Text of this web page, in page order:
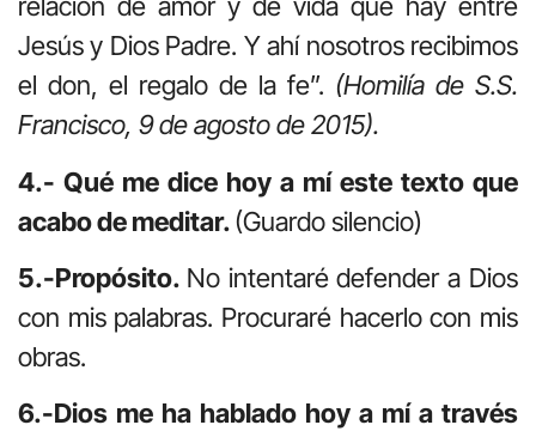
relación de amor y de vida que hay entre
Jesús y Dios Padre. Y ahí nosotros recibimos
el don, el regalo de la fe”. (Homilía de S.S.
Francisco, 9 de agosto de 2015).
4.- Qué me dice hoy a mí este texto que
acabo de meditar.(Guardo silencio)
5.-Propósito. No intentaré defender a Dios
con mis palabras. Procuraré hacerlo con mis
obras.
6.-Dios me ha hablado hoy a mí a través